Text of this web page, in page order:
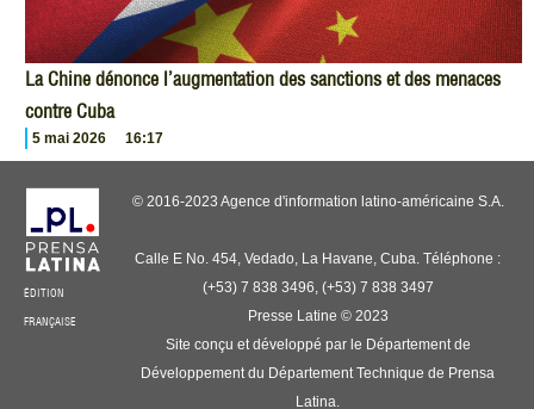
La Chine dénonce l’augmentation des sanctions et des menaces
contre Cuba
5 mai 2026 16:17
ÉDITION
FRANÇAISE
© 2016-2023 Agence d'information latino-américaine S.A.
Calle E No. 454, Vedado, La Havane, Cuba. Téléphone :
(+53) 7 838 3496, (+53) 7 838 3497
Presse Latine © 2023
Site conçu et développé par le Département de
Développement du Département Technique de Prensa
Latina.